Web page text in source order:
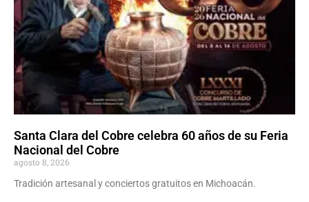
Santa Clara del Cobre celebra 60 años de su Feria
Nacional del Cobre
agosto 8, 2026
Tradición artesanal y conciertos gratuitos en Michoacán.